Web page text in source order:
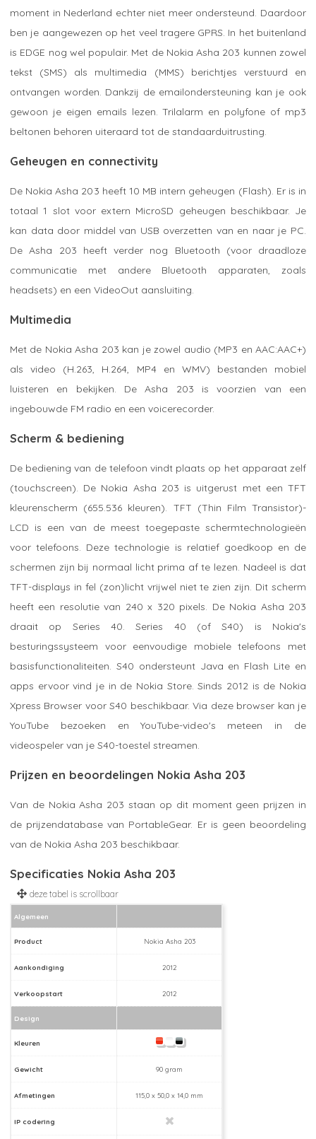
moment in Nederland echter niet meer ondersteund. Daardoor
ben je aangewezen op het veel tragere GPRS. In het buitenland
is EDGE nog wel populair. Met de Nokia Asha 203 kunnen zowel
tekst (SMS) als multimedia (MMS) berichtjes verstuurd en
ontvangen worden. Dankzij de emailondersteuning kan je ook
gewoon je eigen emails lezen. Trilalarm en polyfone of mp3
beltonen behoren uiteraard tot de standaarduitrusting.
Geheugen en connectivity
De Nokia Asha 203 heeft 10 MB intern geheugen (Flash). Er is in
totaal 1 slot voor extern MicroSD geheugen beschikbaar. Je
kan data door middel van USB overzetten van en naar je PC.
De Asha 203 heeft verder nog Bluetooth (voor draadloze
communicatie met andere Bluetooth apparaten, zoals
headsets) en een VideoOut aansluiting.
Multimedia
Met de Nokia Asha 203 kan je zowel audio (MP3 en AAC:AAC+)
als video (H.263, H.264, MP4 en WMV) bestanden mobiel
luisteren en bekijken. De Asha 203 is voorzien van een
ingebouwde FM radio en een voicerecorder.
Scherm & bediening
De bediening van de telefoon vindt plaats op het apparaat zelf
(touchscreen). De Nokia Asha 203 is uitgerust met een TFT
kleurenscherm (655.536 kleuren). TFT (Thin Film Transistor)-
LCD is een van de meest toegepaste schermtechnologieën
voor telefoons. Deze technologie is relatief goedkoop en de
schermen zijn bij normaal licht prima af te lezen. Nadeel is dat
TFT-displays in fel (zon)licht vrijwel niet te zien zijn. Dit scherm
heeft een resolutie van 240 x 320 pixels. De Nokia Asha 203
draait op Series 40. Series 40 (of S40) is Nokia's
besturingssysteem voor eenvoudige mobiele telefoons met
basisfunctionaliteiten. S40 ondersteunt Java en Flash Lite en
apps ervoor vind je in de Nokia Store. Sinds 2012 is de Nokia
Xpress Browser voor S40 beschikbaar. Via deze browser kan je
YouTube bezoeken en YouTube-video's meteen in de
videospeler van je S40-toestel streamen.
Prijzen en beoordelingen Nokia Asha 203
Van de Nokia Asha 203 staan op dit moment geen prijzen in
de prijzendatabase van PortableGear. Er is geen beoordeling
van de Nokia Asha 203 beschikbaar.
Specificaties Nokia Asha 203
Algemeen
Product Nokia Asha 203
Aankondiging 2012
Verkoopstart 2012
Design
Kleuren
Gewicht 90 gram
Afmetingen 115,0 x 50,0 x 14,0 mm
IP codering